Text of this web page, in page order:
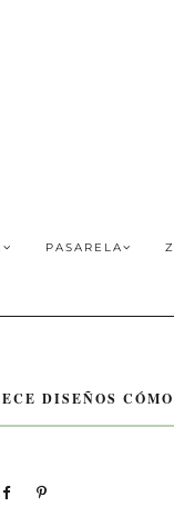
PASARELA
DISEÑOS